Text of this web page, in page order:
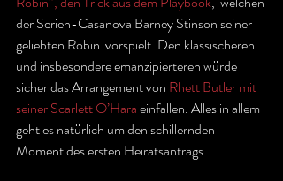
der Serien-Casanova Barney Stinson seiner
geliebten Robin  vorspielt. Den klassischeren
und insbesondere emanzipierteren würde
sicher das Arrangement von Rhett Butler mit
seiner Scarlett O’Hara einfallen. Alles in allem
geht es natürlich um den schillernden
Moment des ersten Heiratsantrags.